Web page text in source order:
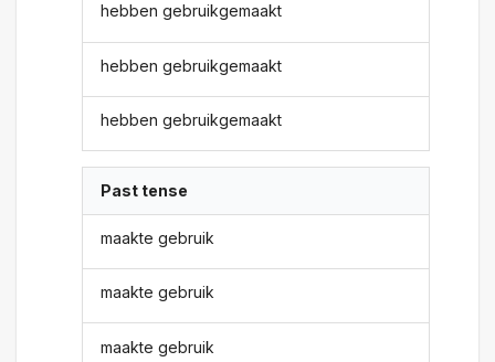
hebben gebruikgemaakt
hebben gebruikgemaakt
hebben gebruikgemaakt
Past tense
maakte gebruik
maakte gebruik
maakte gebruik